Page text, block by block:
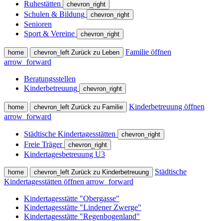
Ruhestätten chevron_right
Schulen & Bildung chevron_right
Senioren
Sport & Vereine
chevron_right
home chevron_left Zurück zu Leben
Familie öffnen
arrow_forward
Beratungsstellen
Kinderbetreuung
chevron_right
home chevron_left Zurück zu Familie
Kinderbetreuung öffnen
arrow_forward
Städtische Kindertagesstätten chevron_right
Freie Träger chevron_right
Kindertagesbetreuung U3
home chevron_left Zurück zu Kinderbetreuung
Städtische
Kindertagesstätten öffnen arrow_forward
Kindertagesstätte "Obergasse"
Kindertagesstätte "Lindener Zwerge"
Kindertagesstätte "Regenbogenland"